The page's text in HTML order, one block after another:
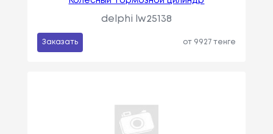
delphi lw25138
Заказать от 9927 тенге